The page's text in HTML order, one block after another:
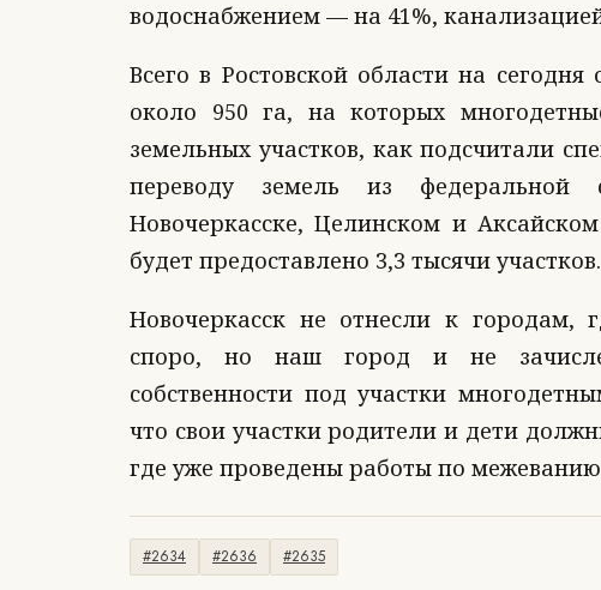
водоснабжением — на 41%,
Всего в Ростовской области на
около 950 га, на которых
земельных участков, как подсчитали
переводу земель из федеральной
Новочеркасске, Целинском и
будет предоставлено 3,3 тысячи участков.
Новочеркасск не отнесли к городам,
споро, но наш город и не
собственности под участки
что свои участки родители и дети
где уже проведены работы по
#2634 #2636 #2635